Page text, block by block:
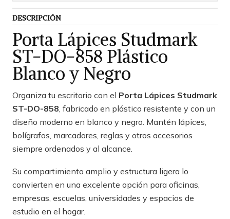
DESCRIPCIÓN
Porta Lápices Studmark
ST-DO-858 Plástico
Blanco y Negro
Organiza tu escritorio con el Porta Lápices Studmark
ST-DO-858 , fabricado en plástico resistente y con un
diseño moderno en blanco y negro. Mantén lápices,
bolígrafos, marcadores, reglas y otros accesorios
siempre ordenados y al alcance.
Su compartimiento amplio y estructura ligera lo
convierten en una excelente opción para oficinas,
empresas, escuelas, universidades y espacios de
estudio en el hogar.